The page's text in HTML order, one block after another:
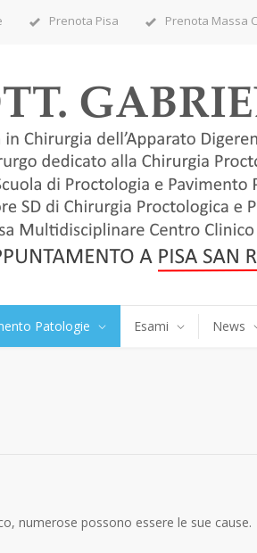
Prenota Pisa Prenota Massa
Patologie Esami News
numerose possono essere le sue cause.